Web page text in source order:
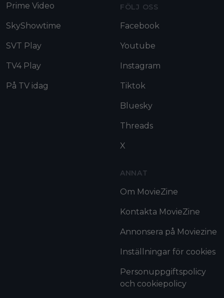
Prime Video
SkyShowtime
SVT Play
TV4 Play
På TV idag
FÖLJ OSS
Facebook
Youtube
Instagram
Tiktok
Bluesky
Threads
X
ANNAT
Om MovieZine
Kontakta MovieZine
Annonsera på Moviezine
Inställningar för cookies
Personuppgiftspolicy
och cookiepolicy